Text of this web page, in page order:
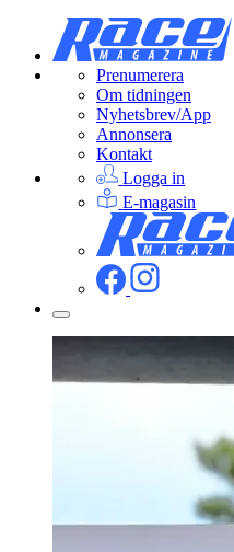
Prenumerera
Om tidningen
Nyhetsbrev/App
Annonsera
Kontakt
Logga in
E-magasin